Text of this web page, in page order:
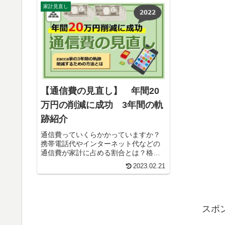
家計見直し
【通信費の見直し】 年間20
万円の削減に成功 3年間の軌
跡紹介
通信費っていくらかかっていますか？
携帯電話代やインターネット代などの
通信費が家計に占める割合とは？格安
キャリアに乗り換える方法、メリッ
ト、使った感想、実体験を記事にしま
2023.02.21
スポ